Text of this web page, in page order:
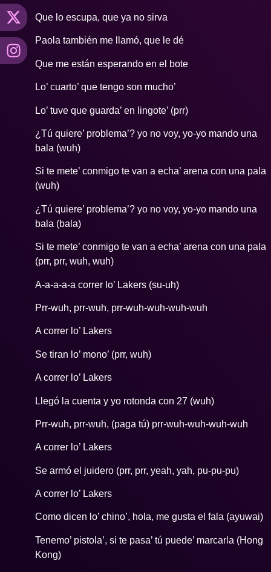
Que lo escupa, que ya no sirva
Paola también me llamó, que le dé
Que me están esperando en el bote
Lo’ cuarto’ que tengo son mucho’
Lo’ tuve que guarda’ en lingote’ (prr)
¿Tú quiere’ problema’? yo no voy, yo-yo mando una
bala (wuh)
Si te mete’ conmigo te van a echa’ arena con una pala
(wuh)
¿Tú quiere’ problema’? yo no voy, yo-yo mando una
bala (bala)
Si te mete’ conmigo te van a echa’ arena con una pala
(prr, prr, wuh, wuh)
A-a-a-a-a correr lo’ Lakers (su-uh)
Prr-wuh, prr-wuh, prr-wuh-wuh-wuh-wuh
A correr lo’ Lakers
Se tiran lo’ mono’ (prr, wuh)
A correr lo’ Lakers
Llegó la cuenta y yo rotonda con 27 (wuh)
Prr-wuh, prr-wuh, (paga tú) prr-wuh-wuh-wuh-wuh
A correr lo’ Lakers
Se armó el juidero (prr, prr, yeah, yah, pu-pu-pu)
A correr lo’ Lakers
Como dicen lo’ chino’, hola, me gusta el fala (ayuwai)
Tenemo’ pistola’, si te pasa’ tú puede’ marcarla (Hong
Kong)